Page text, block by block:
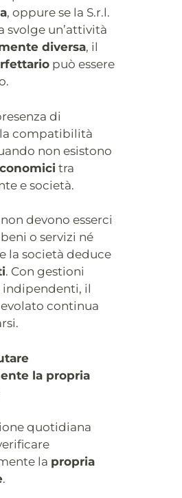
, oppure se la S.r.l.
svolge un’attività
diversa, il
può essere
di
compatibilità
non esistono
tra
e società.
devono esserci
o servizi né
la società deduce
. Con gestioni
indipendenti, il
continua
la propria
quotidiana
la propria
.